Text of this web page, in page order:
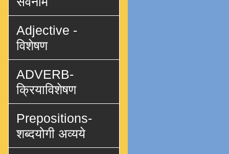
Adjective -
विशेषण
ADVERB-
क्रियाविशेषण
Prepositions-
शब्दयोगी अव्यये